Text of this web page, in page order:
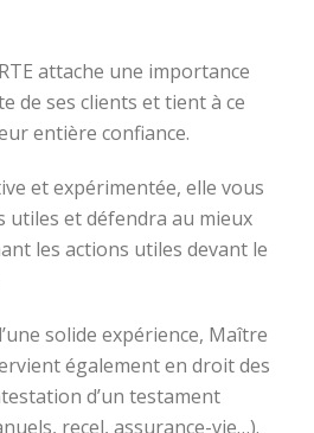
attache une importance
de ses clients et tient à ce
entière confiance.
et expérimentée, elle vous
utiles et défendra au mieux
les actions utiles devant le
solide expérience, Maître
également en droit des
d’un testament
recel, assurance-vie…).